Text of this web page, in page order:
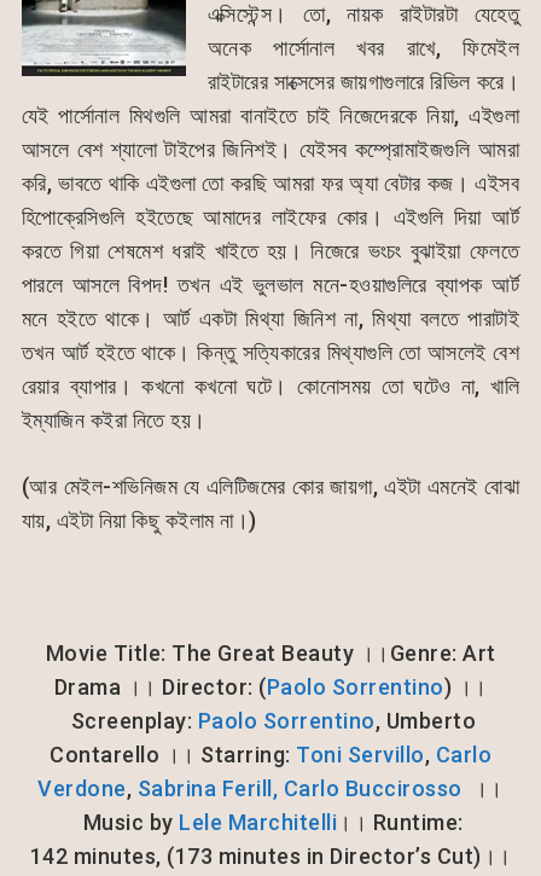
এক্সিস্টেন্স। তো, নায়ক রাইটারটা যেহেতু
অনেক পার্সোনাল খবর রাখে, ফিমেইল
রাইটারের সাক্সেসের জায়গাগুলারে রিভিল করে।
যেই পার্সোনাল মিথগুলি আমরা বানাইতে চাই নিজেদেরকে নিয়া, এইগুলা
আসলে বেশ শ্যালো টাইপের জিনিশই। যেইসব কম্প্রোমাইজগুলি আমরা
করি, ভাবতে থাকি এইগুলা তো করছি আমরা ফর অ্যা বেটার কজ। এইসব
হিপোক্রেসিগুলি হইতেছে আমাদের লাইফের কোর। এইগুলি দিয়া আর্ট
করতে গিয়া শেষমেশ ধরাই খাইতে হয়। নিজেরে ভংচং বুঝাইয়া ফেলতে
পারলে আসলে বিপদ! তখন এই ভুলভাল মনে-হওয়াগুলিরে ব্যাপক আর্ট
মনে হইতে থাকে। আর্ট একটা মিথ্যা জিনিশ না, মিথ্যা বলতে পারাটাই
তখন আর্ট হইতে থাকে। কিন্তু সত্যিকারের মিথ্যাগুলি তো আসলেই বেশ
রেয়ার ব্যাপার। কখনো কখনো ঘটে। কোনোসময় তো ঘটেও না, খালি
ইম্যাজিন কইরা নিতে হয়।
(আর মেইল-শভিনিজম যে এলিটিজমের কোর জায়গা, এইটা এমনেই বোঝা
যায়, এইটা নিয়া কিছু কইলাম না।)
Movie Title: The Great Beauty ।।Genre: Art
Drama ।। Director: (Paolo Sorrentino) ।।
Screenplay: Paolo Sorrentino, Umberto
Contarello ।। Starring: Toni Servillo, Carlo
Verdone, Sabrina Ferill, Carlo Buccirosso ।।
Music by Lele Marchitelli ।। Runtime:
142 minutes, (173 minutes in Director’s Cut)।।